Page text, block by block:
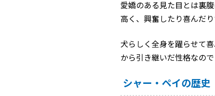
愛嬌のある見た目とは裏
高く、興奮したり喜んだ
犬らしく全身を躍らせて
から引き継いだ性格なの
シャー・ペイの歴史